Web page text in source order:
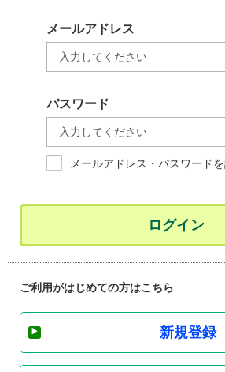
メールアドレス
パスワード
メールアドレス・パスワード
ログイン
ご利用がはじめての方はこちら
新規登録